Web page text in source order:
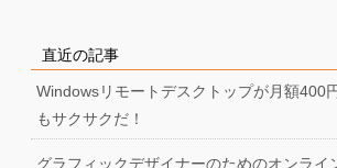
直近の記事
Windowsリモートデスクトップが月額400
もサクサクだ！
グラフィックデザイナーのためのオンライ